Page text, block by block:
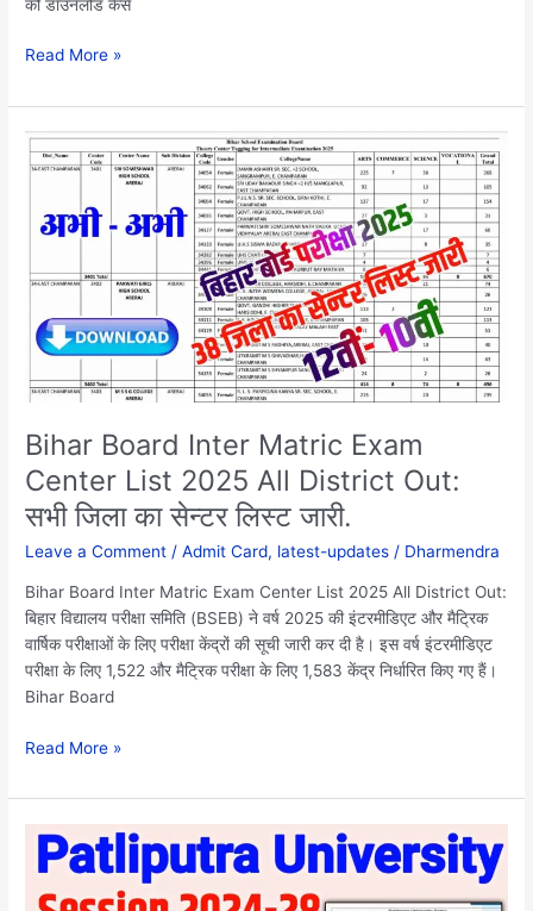
को डाउनलोड कैसे
Read More »
Bihar Board Inter Matric Exam
Center List 2025 All District Out:
सभी जिला का सेन्टर लिस्ट जारी.
Leave a Comment /Admit Card, latest-updates / Dharmendra
Bihar Board Inter Matric Exam Center List 2025 All District Out:
बिहार विद्यालय परीक्षा समिति (BSEB) ने वर्ष 2025 की इंटरमीडिएट और मैट्रिक
वार्षिक परीक्षाओं के लिए परीक्षा केंद्रों की सूची जारी कर दी है। इस वर्ष इंटरमीडिएट
परीक्षा के लिए 1,522 और मैट्रिक परीक्षा के लिए 1,583 केंद्र निर्धारित किए गए हैं।
Bihar Board
Bihar
Board
Matric
Center
2025
All
District
Out:
सभी
जिला
का
सेन्टर
जारी.
Read More »
PPU